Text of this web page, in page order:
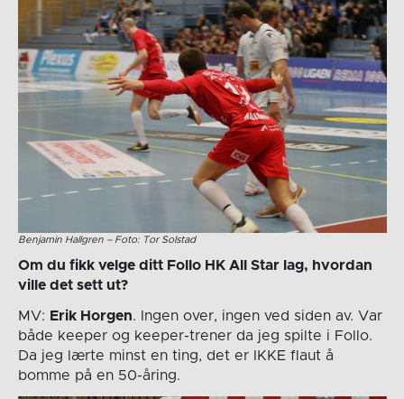
Benjamin Hallgren – Foto: Tor Solstad
Om du fikk velge ditt Follo HK All Star lag, hvordan
ville det sett ut?
MV: Erik Horgen. Ingen over, ingen ved siden av. Var
både keeper og keeper-trener da jeg spilte i Follo.
Da jeg lærte minst en ting, det er IKKE flaut å
bomme på en 50-åring.